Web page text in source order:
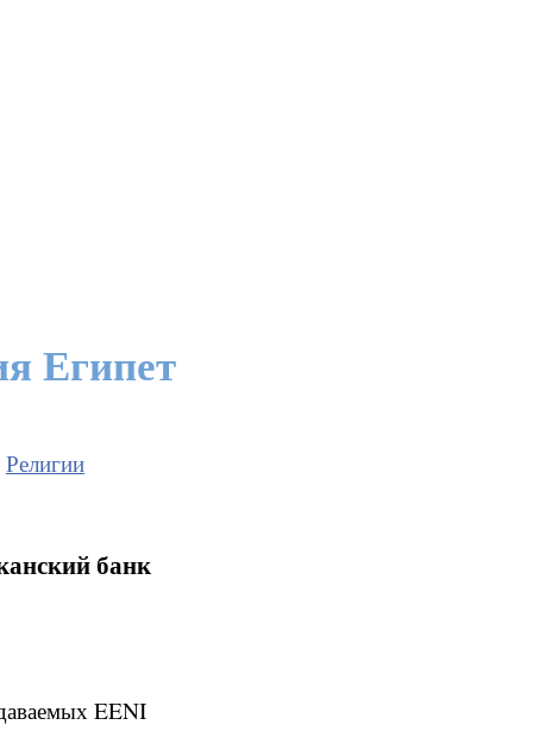
Египет
Религии
банк
EENI